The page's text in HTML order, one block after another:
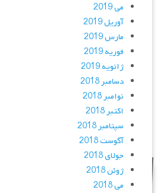
می 2019
آوریل 2019
مارس 2019
فوریه 2019
ژانویه 2019
دسامبر 2018
نوامبر 2018
اکتبر 2018
سپتامبر 2018
آگوست 2018
جولای 2018
ژوئن 2018
می 2018